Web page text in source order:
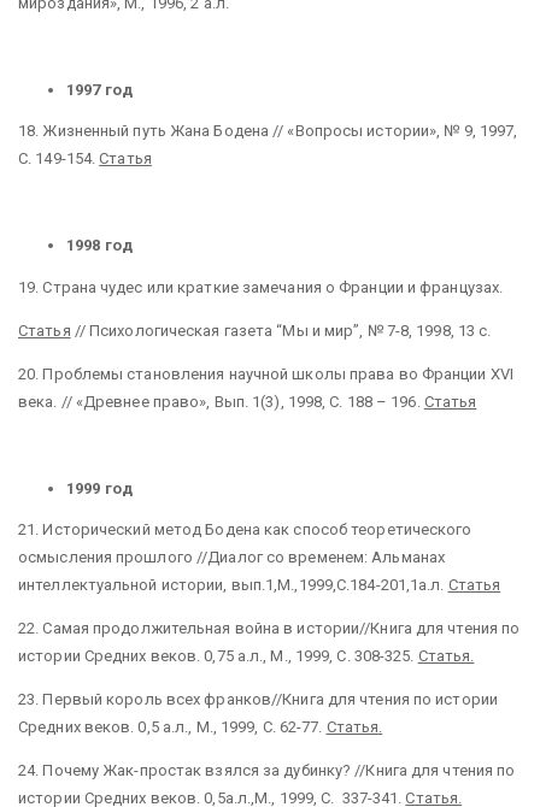
1997 год
18. Жизненный путь Жана Бодена // «Вопросы истории», № 9, 1997,
С. 149-154.Статья
1998 год
19. Страна чудес или краткие замечания о Франции и французах.
Статья // Психологическая газета “Мы и мир”, № 7-8, 1998, 13 с.
20. Проблемы становления научной школы права во Франции XVI
века. // «Древнее право», Вып. 1(3), 1998, С. 188 – 196. Статья
1999 год
21. Исторический метод Бодена как способ теоретического
осмысления прошлого //Диалог со временем: Альманах
интеллектуальной истории, вып.1,М.,1999,С.184-201,1а.л. Статья
22.Самая продолжительная война в истории//Книга для чтения по
истории Средних веков. 0,75 а.л., М., 1999, С. 308-325. Статья.
23. Первый король всех франков//Книга для чтения по истории
Средних веков. 0,5 а.л., М., 1999, С. 62-77. Статья.
24.Почему Жак-простак взялся за дубинку? //Книга для чтения по
истории Средних веков. 0,5а.л.,М., 1999, С. 337-341.Статья.